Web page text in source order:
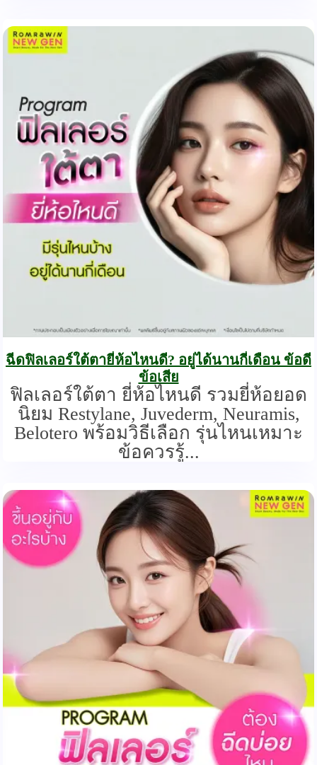
ฉีดฟิลเลอร์ใต้ตายี่ห้อไหนดี? อยู่ได้นานกี่เดือน ข้อดี
ข้อเสีย
ฟิลเลอร์ใต้ตา ยี่ห้อไหนดี รวมยี่ห้อยอด
นิยม Restylane, Juvederm, Neuramis,
Belotero พร้อมวิธีเลือก รุ่นไหนเหมาะ
ข้อควรรู้...